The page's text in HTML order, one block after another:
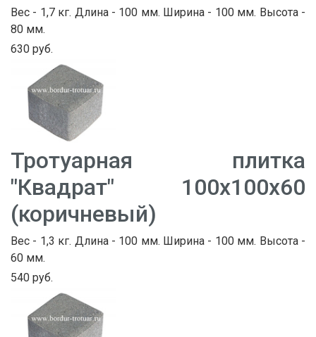
Вес - 1,7 кг. Длина - 100 мм. Ширина - 100 мм. Высота -
80 мм.
630 руб.
Тротуарная плитка
"Квадрат" 100х100х60
(коричневый)
Вес - 1,3 кг. Длина - 100 мм. Ширина - 100 мм. Высота -
60 мм.
540 руб.